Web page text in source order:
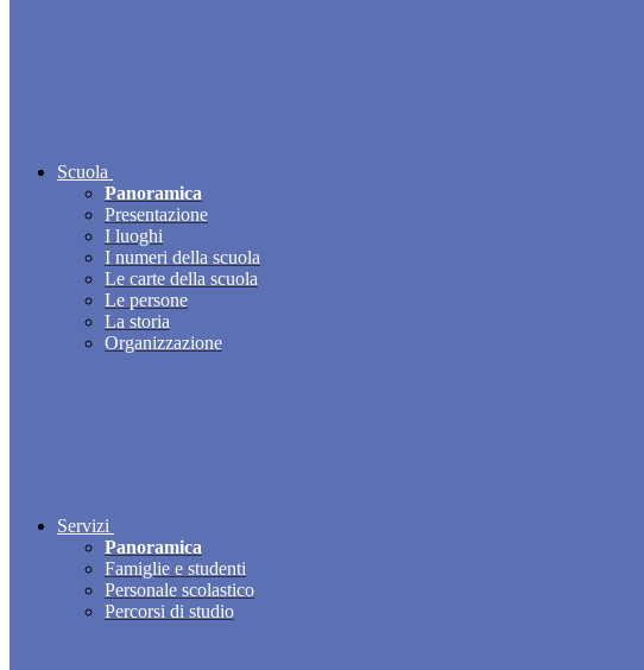
Scuola
Panoramica
Presentazione
I luoghi
I numeri della scuola
Le carte della scuola
Le persone
La storia
Organizzazione
Servizi
Panoramica
Famiglie e studenti
Personale scolastico
Percorsi di studio